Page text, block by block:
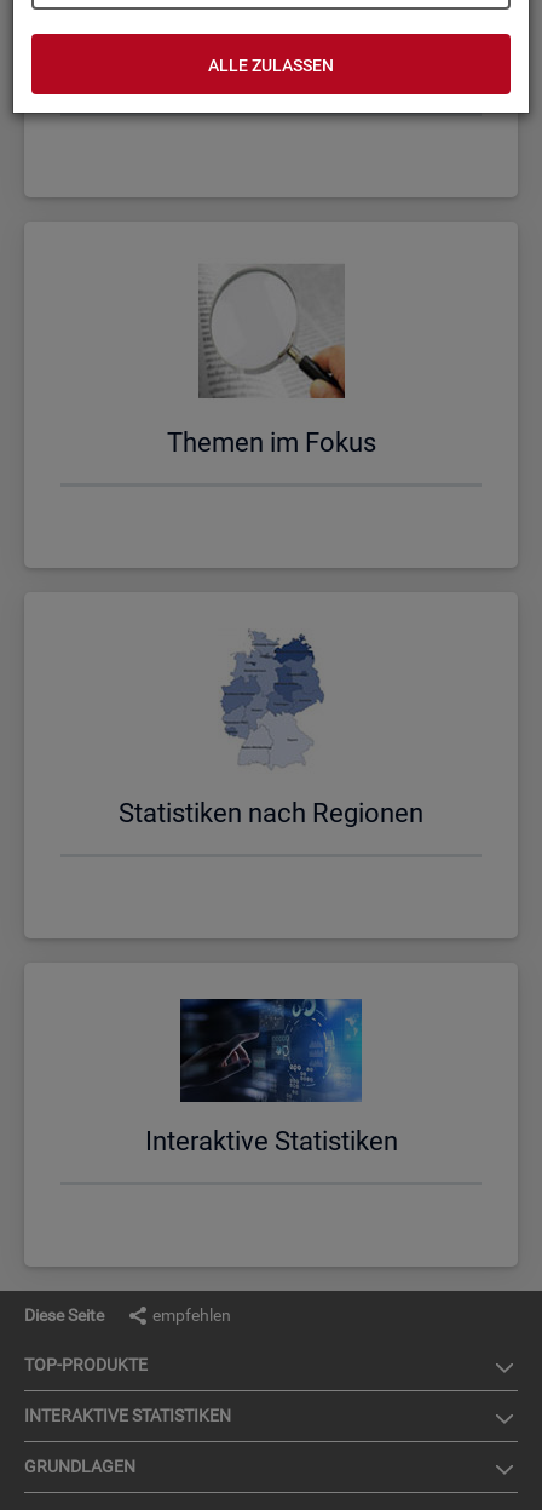
ALLE ZULASSEN
Fach­sta­tis­ti­ken
The­men im Fokus
Sta­tis­ti­ken nach Re­gio­nen
In­ter­ak­ti­ve Sta­tis­ti­ken
Diese Seite empfehlen
TOP-PRO­DUK­TE
IN­TER­AK­TI­VE STA­TIS­TI­KEN
GRUND­LA­GEN